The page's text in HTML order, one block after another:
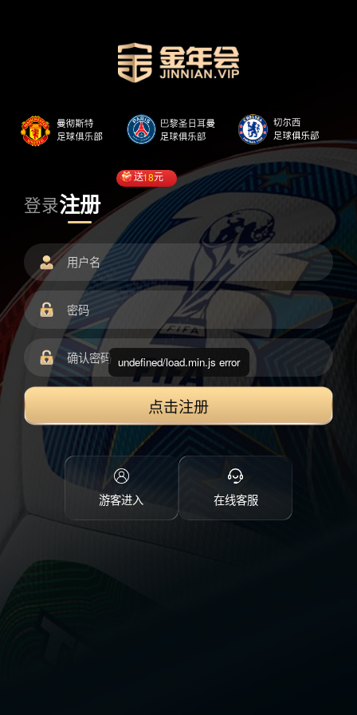
登录注册
送18元
点击注册
游客进入 在线客服
undefined/load.min.js error